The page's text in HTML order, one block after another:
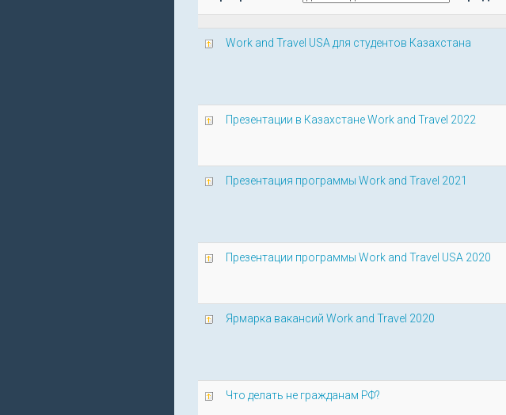
Work and Travel USA для студентов Казахстана
Презентации в Казахстане Work and Travel 2022
Презентация программы Work and Travel 2021
Презентации программы Work and Travel USA 2020
Ярмарка вакансий Work and Travel 2020
Что делать не гражданам РФ?